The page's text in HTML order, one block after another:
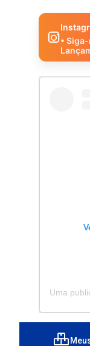
•